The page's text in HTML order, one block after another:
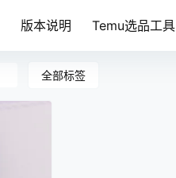
版本说明 Temu选品工具
全部标签